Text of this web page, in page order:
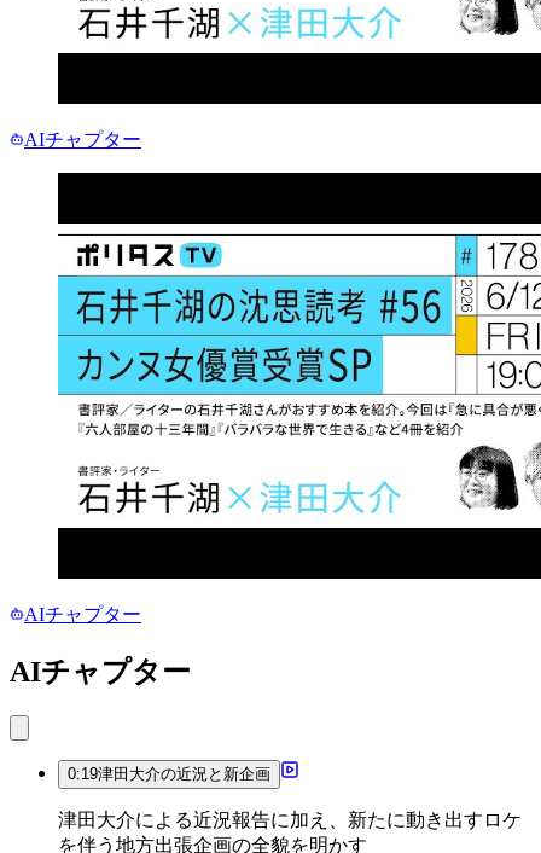
AIチャプター
AIチャプター
AIチャプター
0:19津田大介の近況と新企画
津田大介による近況報告に加え、新たに動き出すロケ
を伴う地方出張企画の全貌を明かす